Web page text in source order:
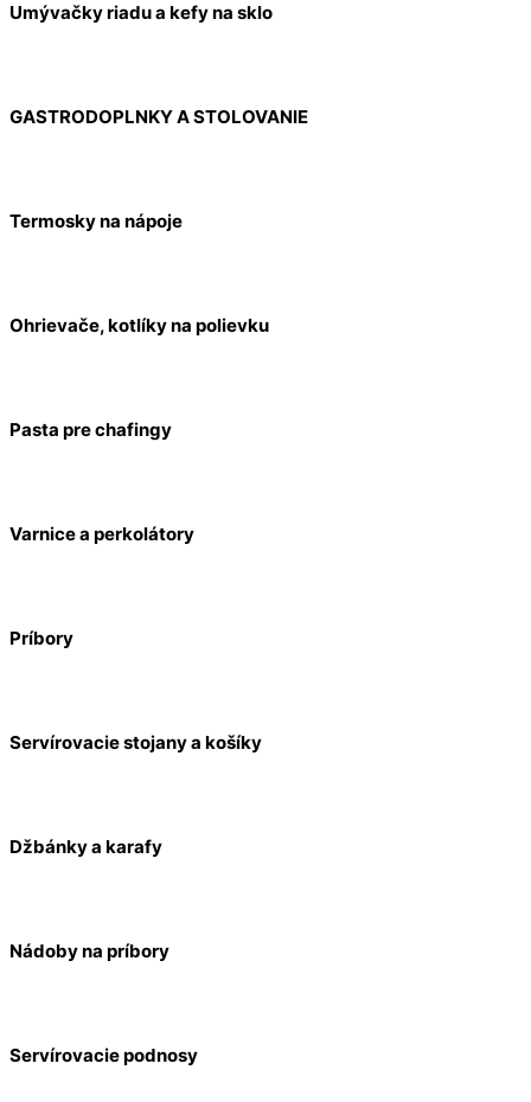
Umývačky riadu a kefy na sklo
GASTRODOPLNKY A STOLOVANIE
Termosky na nápoje
Ohrievače, kotlíky na polievku
Pasta pre chafingy
Varnice a perkolátory
Príbory
Servírovacie stojany a košíky
Džbánky a karafy
Nádoby na príbory
Servírovacie podnosy